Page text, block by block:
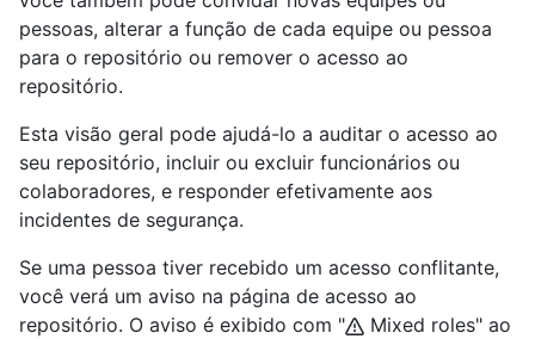
pessoas, alterar a função de cada equipe ou pessoa
para o repositório ou remover o acesso ao
repositório.
Esta visão geral pode ajudá-lo a auditar o acesso ao
seu repositório, incluir ou excluir funcionários ou
colaboradores, e responder efetivamente aos
incidentes de segurança.
Se uma pessoa tiver recebido um acesso conflitante,
você verá um aviso na página de acesso ao
repositório. O aviso é exibido com "
Mixed roles" ao